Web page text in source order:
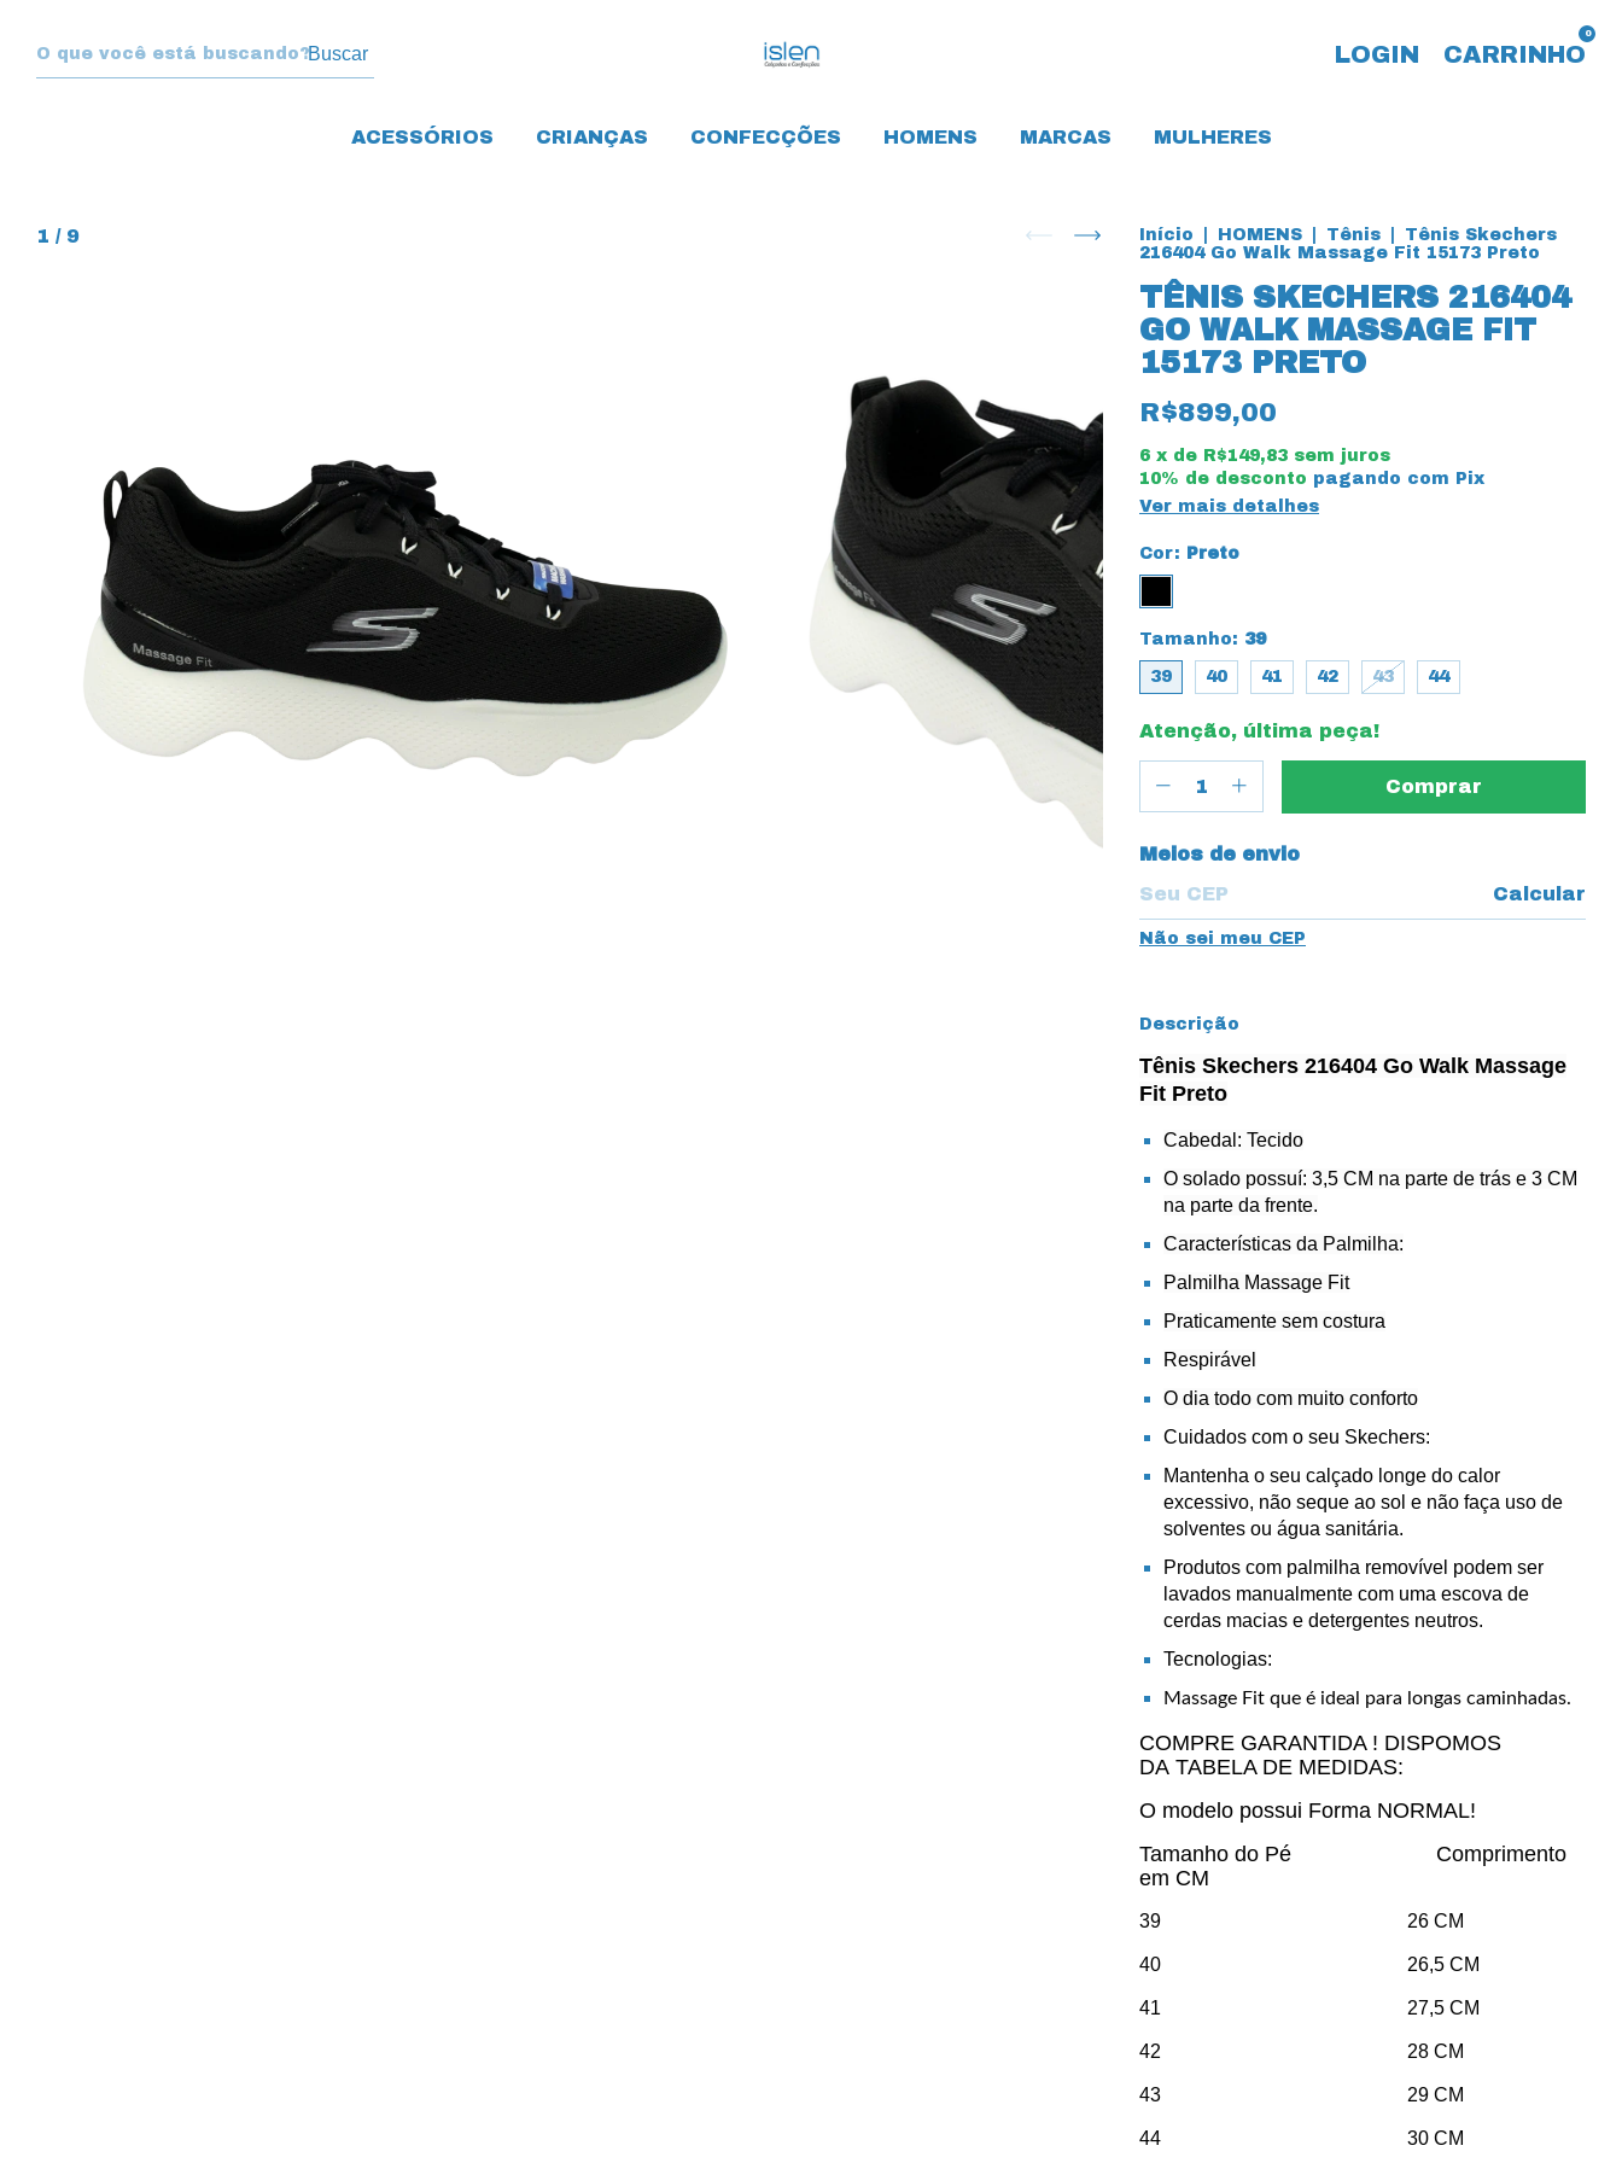
Buscar LOGIN CARRINHO
0
ACESSÓRIOS CRIANÇAS CONFECÇÕES HOMENS MARCAS MULHERES
1 / 9 Início HOMENS Tênis
Tênis Skechers
216404 Go Walk Massage Fit 15173 Preto
TÊNIS SKECHERS 216404
GO WALK MASSAGE FIT
15173 PRETO
R$899,00
6 x de R$149,83 sem juros
10% de desconto pagando com Pix
Ver mais detalhes
Cor: Preto
Tamanho: 39
39 40 41 42 43 44
Atenção, última peça!
Entregas para o CEP:
Meios de envio
Calcular
Não sei meu CEP
Descrição
Tênis Skechers 216404 Go Walk Massage
Fit Preto
Cabedal: Tecido
O solado possuí: 3,5 CM na parte de trás e 3 CM
na parte da frente.
Características da Palmilha:
Palmilha Massage Fit
Praticamente sem costura
Respirável
O dia todo com muito conforto
Cuidados com o seu Skechers:
Mantenha o seu calçado longe do calor
excessivo, não seque ao sol e não faça uso de
solventes ou água sanitária.
Produtos com palmilha removível podem ser
lavados manualmente com uma escova de
cerdas macias e detergentes neutros.
Tecnologias:
Massage Fit que é ideal para longas caminhadas.
COMPRE GARANTIDA ! DISPOMOS
DA TABELA DE MEDIDAS:
O modelo possui Forma NORMAL!
Tamanho do Pé Comprimento
em CM
39 26 CM
40 26,5 CM
41 27,5 CM
42 28 CM
43 29 CM
44 30 CM